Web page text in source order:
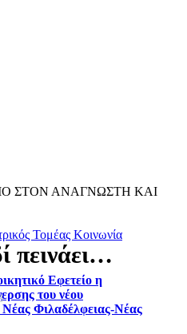
ΣΤΟΝ ΑΝΑΓΝΩΣΤΗ ΚΑΙ
Τομέας Κοινωνία
Εφετείο η
του νέου
Φιλαδέλφειας-Νέας
πεινάει…